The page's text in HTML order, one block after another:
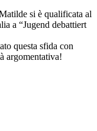
si è qualificata al
a “Jugend debattiert
questa sfida con
argomentativa!